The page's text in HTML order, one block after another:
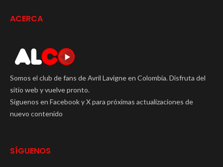
ACERCA
Somos el club de fans de Avril Lavigne en Colombia. Disfruta del
sitio web y vuelve pronto.
Síguenos en Facebook y X para próximas actualizaciones de
nuevo contenido
SÍGUENOS